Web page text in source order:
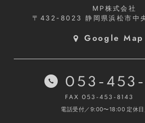
MP株式会社
〒432-8023静岡県浜松市
Google Map
053-453-
FAX 053-453-8143
電話受付／9:00〜18:00 定休